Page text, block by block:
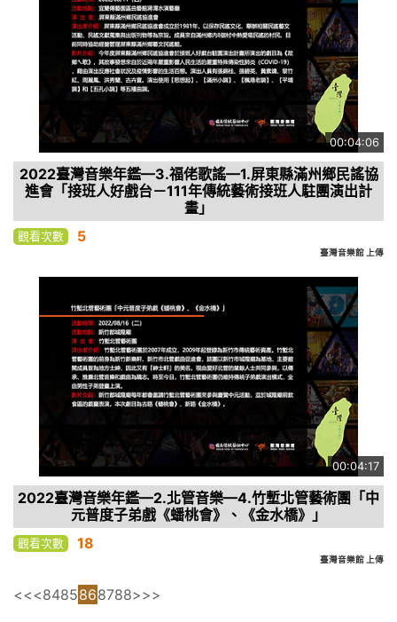
00:04:06
2022臺灣音樂年鑑—3.福佬歌謠—1.屏東縣滿州鄉民謠協
進會「接班人好戲台－111年傳統藝術接班人駐團演出計
畫」
觀看次數 5
臺灣音樂館 上傳
00:04:17
2022臺灣音樂年鑑—2.北管音樂—4.竹塹北管藝術團「中
元普度子弟戲《蟠桃會》、《金水橋》」
觀看次數 18
臺灣音樂館 上傳
<<<8485868788>>>